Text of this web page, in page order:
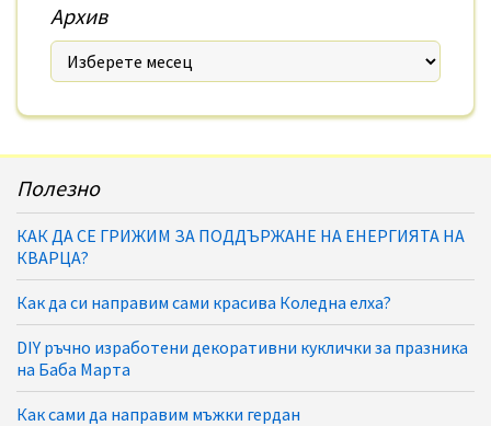
Архив
Полезно
КАК ДА СЕ ГРИЖИМ ЗА ПОДДЪРЖАНЕ НА ЕНЕРГИЯТА НА
КВАРЦА?
Как да си направим сами красива Коледна елха?
DIY ръчно изработени декоративни куклички за празника
на Баба Марта
Как сами да направим мъжки гердан